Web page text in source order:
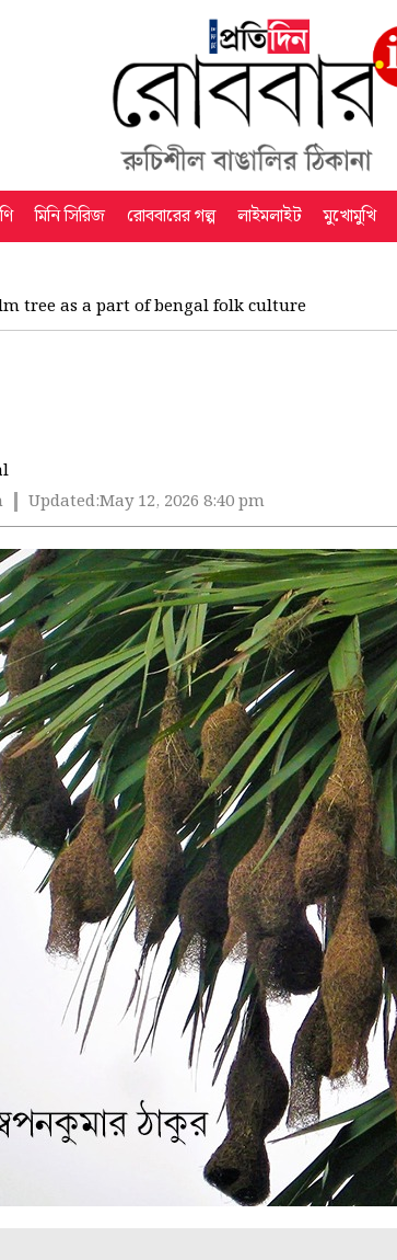
মিনি সিরিজ রোববারের গল্প লাইমলাইট মুখোমুখি
tree as a part of bengal folk culture
Updated:May 12, 2026 8:40 pm